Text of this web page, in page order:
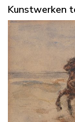
Kunstwerken